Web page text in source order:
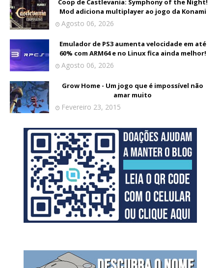
Coop de Castlevania: Symphony of the Night!
Mod adiciona multiplayer ao jogo da Konami
Agosto 06, 2026
Emulador de PS3 aumenta velocidade em até
60% com ARM64 e no Linux fica ainda melhor!
Agosto 06, 2026
Grow Home - Um jogo que é impossível não
amar muito
Fevereiro 23, 2015